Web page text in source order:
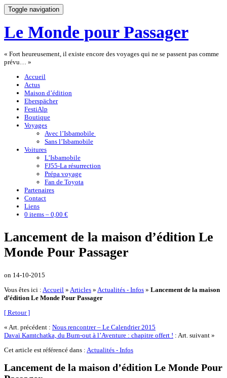
Toggle navigation
Le Monde pour Passager
« Fort heureusement, il existe encore des voyages qui ne se passent pas comme
prévu… »
Accueil
Actus
Maison d’édition
Eberspächer
FestiAlp
Boutique
Voyages
Avec l’Isbamobile
Sans l’Isbamobile
Voitures
L’Isbamobile
FJ55-La résurrection
Prépa voyage
Fan de Toyota
Partenaires
Contact
Liens
0 items – 0,00 €
Lancement de la maison d’édition Le
Monde Pour Passager
on 14-10-2015
Vous êtes ici : Accueil » Articles » Actualités - Infos » Lancement de la maison
d’édition Le Monde Pour Passager
[ Retour ]
« Art. précédent : Nous rencontrer – Le Calendrier 2015
Davaï Kamtchatka, du Burn-out à l’Aventure : chapitre offert ! : Art. suivant »
Cet article est référencé dans : Actualités - Infos
Lancement de la maison d’édition Le Monde Pour